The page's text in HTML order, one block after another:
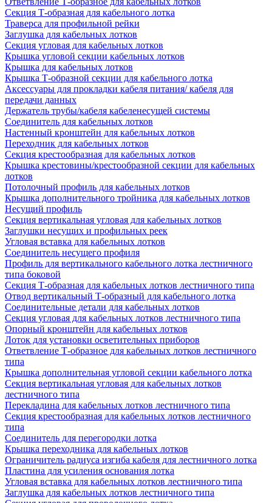
Секция Т-образная для кабельного лотка
Траверса для профильной рейки
Заглушка для кабельных лотков
Секция угловая для кабельных лотков
Крышка угловой секции кабельных лотков
Крышка для кабельных лотков
Крышка Т-образной секции для кабельного лотка
Аксессуары для прокладки кабеля питания/ кабеля для
передачи данных
Держатель трубы/кабеля кабеленесущей системы
Соединитель для кабельных лотков
Настенный кронштейн для кабельных лотков
Переходник для кабельных лотков
Секция крестообразная для кабельных лотков
Крышка крестовины/крестообразной секции для кабельных
лотков
Потолочный профиль для кабельных лотков
Крышка дополнительного тройника для кабельных лотков
Несущий профиль
Секция вертикальная угловая для кабельных лотков
Заглушки несущих и профильных реек
Угловая вставка для кабельных лотков
Соединитель несущего профиля
Профиль для вертикального кабельного лотка лестничного
типа боковой
Секция Т-образная для кабельных лотков лестничного типа
Отвод вертикальный Т-образный для кабельного лотка
Соединительные детали для кабельных лотков
Секция угловая для кабельных лотков лестничного типа
Опорный кронштейн для кабельных лотков
Лоток для установки осветительных приборов
Ответвление Т-образное для кабельных лотков лестничного
типа
Крышка дополнительная угловой секции кабельного лотка
Секция вертикальная угловая для кабельных лотков
лестничного типа
Перекладина для кабельных лотков лестничного типа
Секция крестообразная для кабельных лотков лестничного
типа
Соединитель для перегородки лотка
Крышка переходника для кабельных лотков
Ограничитель радиуса изгиба кабеля для лестничного лотка
Пластина для усиления основания лотка
Угловая вставка для кабельных лотков лестничного типа
Заглушка для кабельных лотков лестничного типа